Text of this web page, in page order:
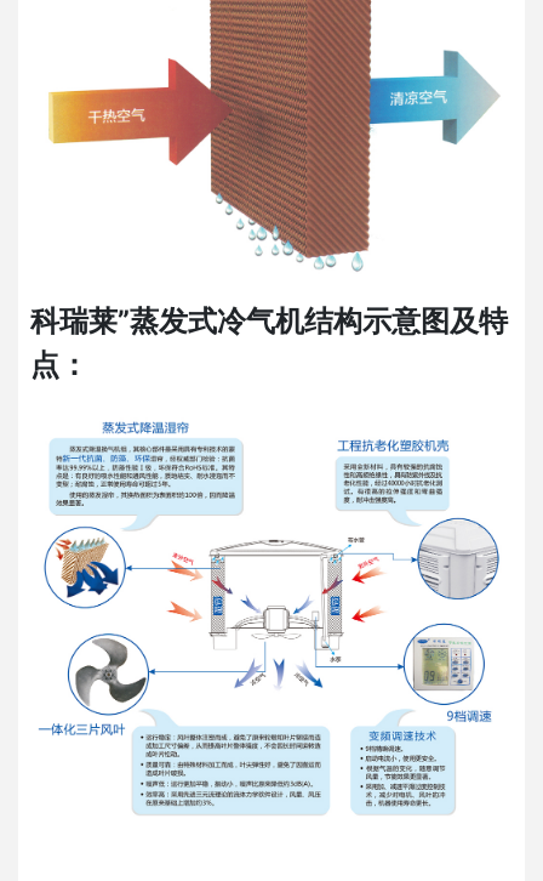
科瑞莱”蒸发式冷气机结构示意图及特
点：